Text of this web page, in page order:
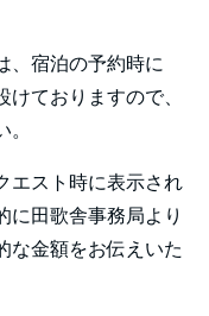
、宿泊の予約時に
けておりますので、
エスト時に表示され
に田歌舎事務局より
な金額をお伝えいた